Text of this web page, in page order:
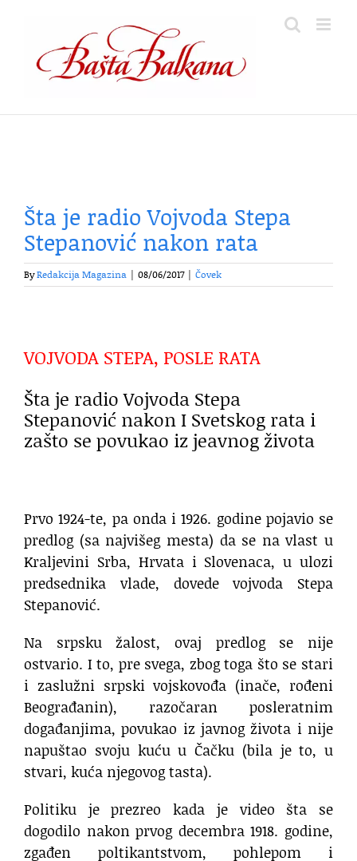
content
Šta je radio Vojvoda Stepa
Stepanović nakon rata
ByRedakcija Magazina 08/06/2017 Čovek
VOJVODA STEPA, POSLE RATA
Šta je radio Vojvoda Stepa
Stepanović nakon I Svetskog rata i
zašto se povukao iz jeavnog života
Prvo 1924-te, pa onda i 1926. godine pojavio se
predlog (sa najvišeg mesta) da se na vlast u
Kraljevini Srba, Hrvata i Slovenaca, u ulozi
predsednika vlade, dovede vojvoda Stepa
Stepanović.
Na srpsku žalost, ovaj predlog se nije
ostvario. I to, pre svega, zbog toga što se stari
i zaslužni srpski vojskovođa (inače, rođeni
Beograđanin), razočaran posleratnim
događanjima, povukao iz javnog života i nije
napuštao svoju kuću u Čačku (bila je to, u
stvari, kuća njegovog tasta).
Politiku je prezreo kada je video šta se
dogodilo nakon prvog decembra 1918. godine,
zgađen poltikantstvom, pohlepom i